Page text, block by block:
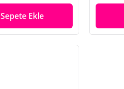
Sepete Ekle